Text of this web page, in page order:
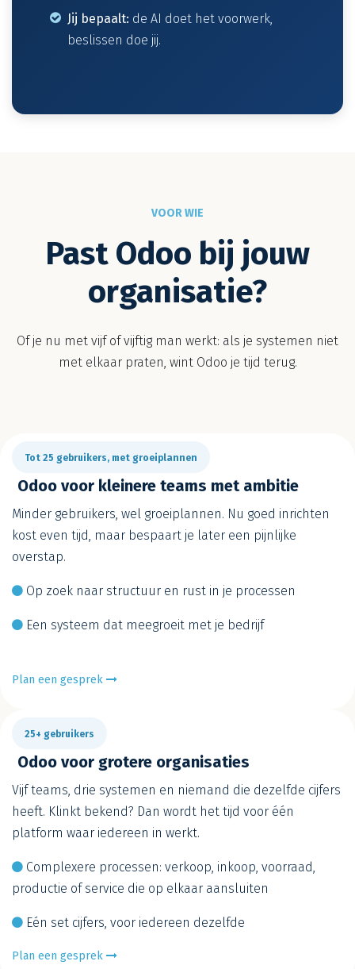
Jij bepaalt: de AI doet het voorwerk,
beslissen doe jij.
VOOR WIE
Past Odoo bij jouw
organisatie?
Of je nu met vijf of vijftig man werkt: als je systemen niet
met elkaar praten, wint Odoo je tijd terug.
Tot 25 gebruikers, met groeiplannen
Odoo voor kleinere teams met ambitie
Minder gebruikers, wel groeiplannen. Nu goed inrichten
kost even tijd, maar bespaart je later een pijnlijke
overstap.
Op zoek naar structuur en rust in je processen
Een systeem dat meegroeit met je bedrijf
Plan een gesprek
25+ gebruikers
Odoo voor grotere organisaties
Vijf teams, drie systemen en niemand die dezelfde cijfers
heeft. Klinkt bekend? Dan wordt het tijd voor één
platform waar iedereen in werkt.
Complexere processen: verkoop, inkoop, voorraad,
productie of service die op elkaar aansluiten
Eén set cijfers, voor iedereen dezelfde
Plan een gesprek